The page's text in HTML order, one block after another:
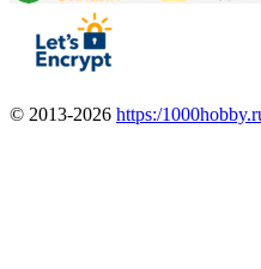
© 2013-2026 https:/